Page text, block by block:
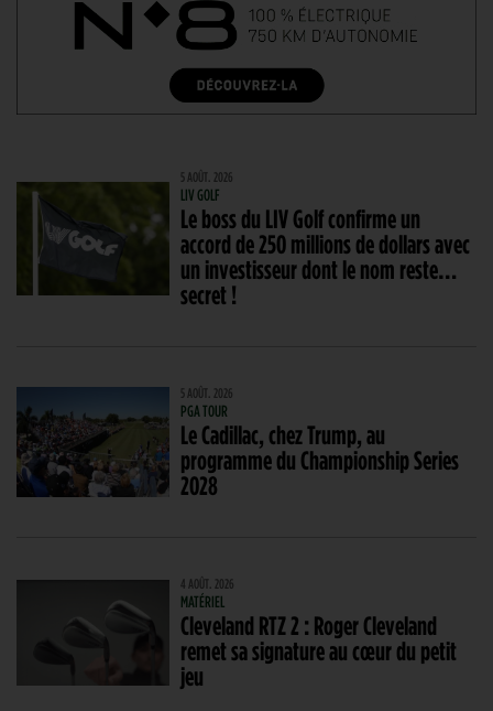
5 AOÛT. 2026
LIV GOLF
Le boss du LIV Golf confirme un
accord de 250 millions de dollars avec
un investisseur dont le nom reste…
secret !
5 AOÛT. 2026
PGA TOUR
Le Cadillac, chez Trump, au
programme du Championship Series
2028
4 AOÛT. 2026
MATÉRIEL
Cleveland RTZ 2 : Roger Cleveland
remet sa signature au cœur du petit
jeu